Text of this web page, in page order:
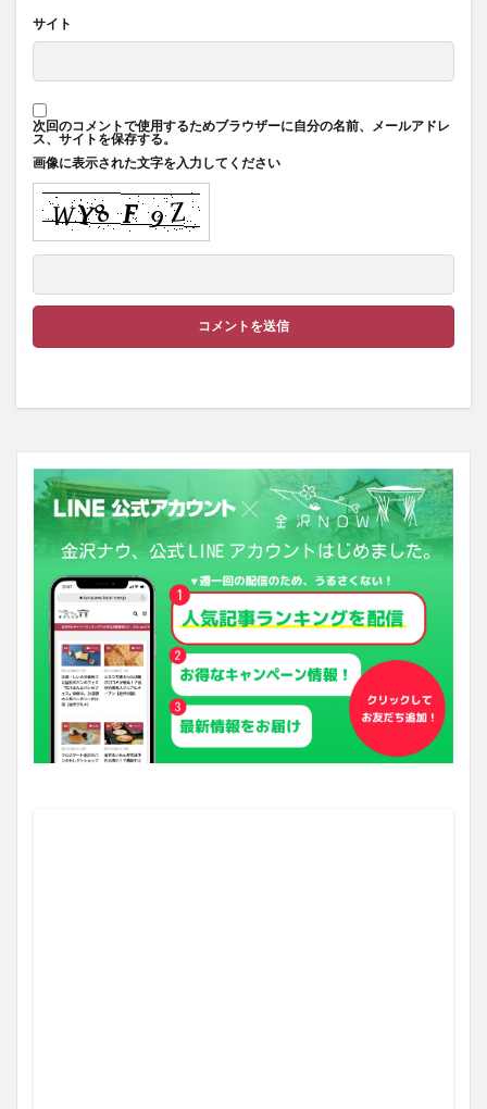
サイト
次回のコメントで使用するためブラウザーに自分の名前、メールアドレ
ス、サイトを保存する。
画像に表示された文字を入力してください